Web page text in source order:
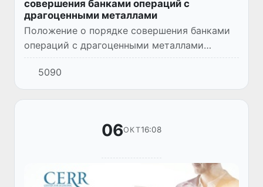
совершения банками операций с
драгоценными металлами
Положение о порядке совершения банками
операций с драгоценными металлами
прошло государственную регистрацию в
Министерстве юстиции (регистрационный
номер. № 3698 от 03.11.2025 года...
5090
06ОКТ16:08